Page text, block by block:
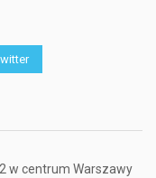
w centrum Warszawy